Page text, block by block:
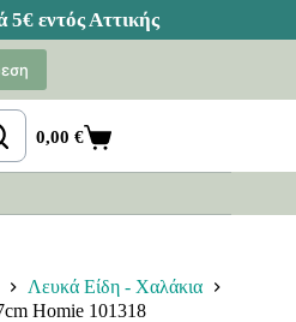
Καλάθι
Αγορών
0,00€
Λευκά Είδη - Χαλάκια
Homie 101318